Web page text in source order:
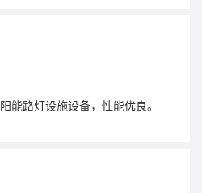
能路灯设施设备，性能优良。